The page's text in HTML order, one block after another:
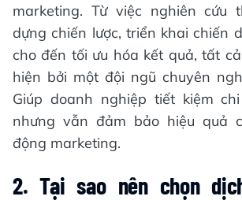
marketing. Từ việc nghiên cứu
dựng chiến lược, triển khai chiến
cho đến tối ưu hóa kết quả, tất
hiện bởi một đội ngũ chuyên
Giúp doanh nghiệp tiết kiệm
nhưng vẫn đảm bảo hiệu quả
động marketing.
2. Tại sao nên chọn